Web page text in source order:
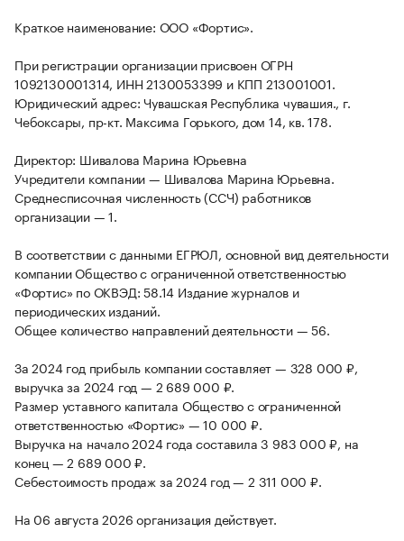
Краткое наименование: ООО «Фортис».
При регистрации организации присвоен ОГРН
1092130001314, ИНН 2130053399 и КПП 213001001.
Юридический адрес: Чувашская Республика чувашия., г.
Чебоксары, пр-кт. Максима Горького, дом 14, кв. 178.
Директор: Шивалова Марина Юрьевна
Учредители компании — Шивалова Марина Юрьевна.
Среднесписочная численность (ССЧ) работников
организации — 1.
В соответствии с данными ЕГРЮЛ, основной вид деятельности
компании Общество с ограниченной ответственностью
«Фортис» по ОКВЭД: 58.14 Издание журналов и
периодических изданий.
Общее количество направлений деятельности — 56.
За 2024 год прибыль компании составляет — 328 000 ₽,
выручка за 2024 год — 2 689 000 ₽.
Размер уставного капитала Общество с ограниченной
ответственностью «Фортис» — 10 000 ₽.
Выручка на начало 2024 года составила 3 983 000 ₽, на
конец — 2 689 000 ₽.
Себестоимость продаж за 2024 год — 2 311 000 ₽.
На 06 августа 2026 организация действует.